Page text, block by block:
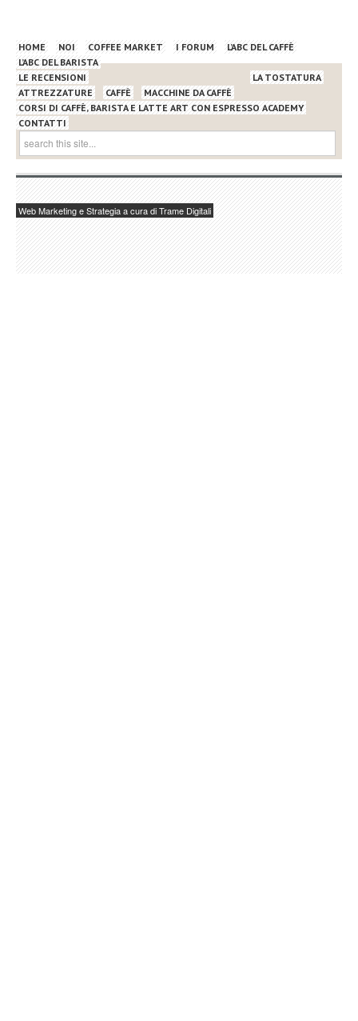
HOME NOI COFFEE MARKET I FORUM
L’ABC DEL CAFFÈ
L’ABC DEL BARISTA
LE RECENSIONI
ATTREZZATURE
CAFFÈ MACCHINE DA CAFFÈ
LA TOSTATURA
CORSI DI CAFFÈ, BARISTA E LATTE ART CON ESPRESSO ACADEMY
CONTATTI
Web Marketing e Strategia a cura di Trame Digitali